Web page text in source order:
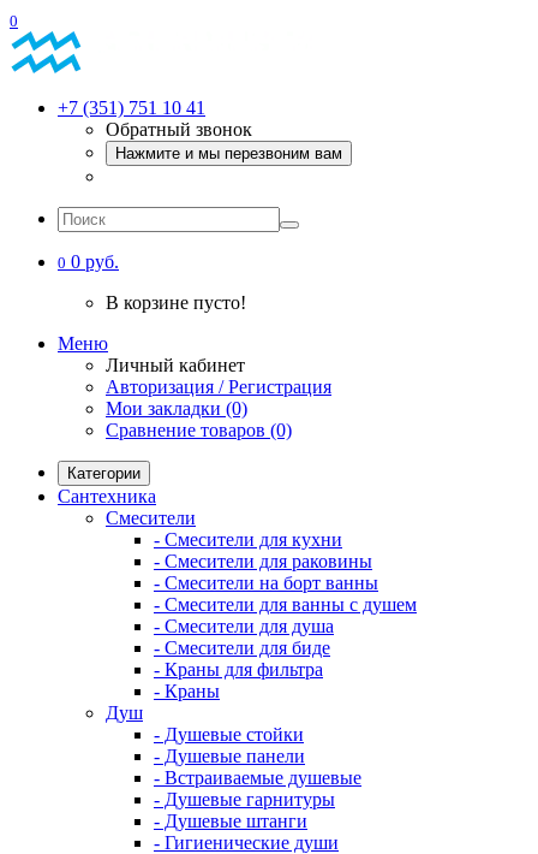
0
+7 (351) 751 10 41
Обратный звонок
Нажмите и мы перезвоним вам
0 0 руб.
В корзине пусто!
Меню
Личный кабинет
Авторизация / Регистрация
Мои закладки (0)
Сравнение товаров (0)
Категории
Сантехника
Смесители
- Смесители для кухни
- Смесители для раковины
- Смесители на борт ванны
- Смесители для ванны с душем
- Смесители для душа
- Смесители для биде
- Краны для фильтра
- Краны
Душ
- Душевые стойки
- Душевые панели
- Встраиваемые душевые
- Душевые гарнитуры
- Душевые штанги
- Гигиенические души